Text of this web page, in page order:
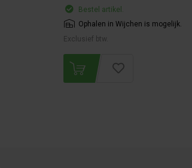
Bestel artikel.
Ophalen in Wijchen is mogelijk.
Exclusief btw.